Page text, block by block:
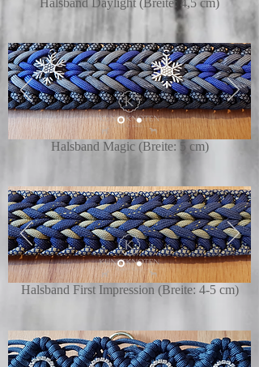
Halsband Daylight (Breite: 4,5 cm)
Halsband Magic (Breite: 5 cm)
Halsband First Impression (Breite: 4-5 cm)